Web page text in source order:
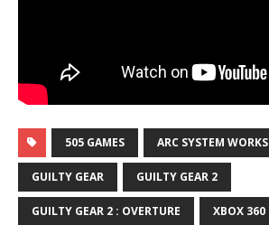
505 GAMES ARC SYSTEM WORKS
GUILTY GEAR GUILTY GEAR 2
GUILTY GEAR 2 : OVERTURE XBOX 360